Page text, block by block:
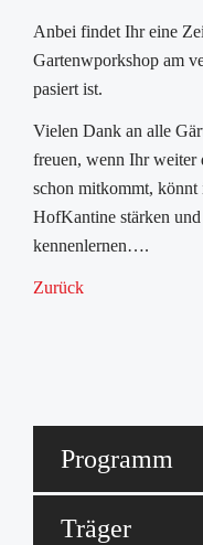
Anbei findet Ihr eine
Gartenwporkshop am
pasiert ist.
Vielen Dank an alle
freuen, wenn Ihr weiter
schon mitkommt, könnt
HofKantine stärken und
kennenlernen….
Zurück
Programm
Träger